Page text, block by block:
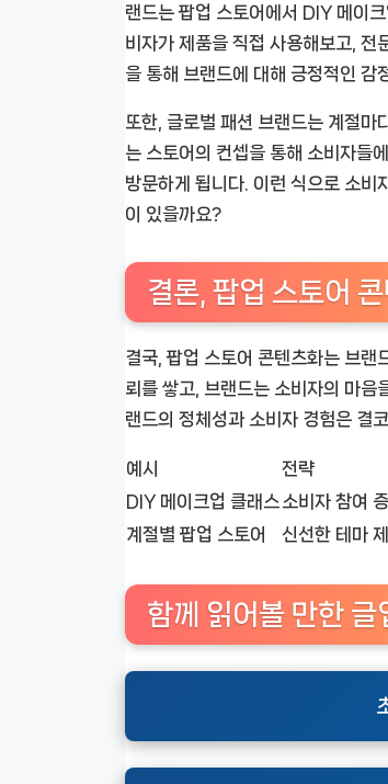
랜드는 팝업 스토어에서 DIY 메이
비자가 제품을 직접 사용해보고, 전
을 통해 브랜드에 대해 긍정적인 감
또한, 글로벌 패션 브랜드는 계절마
는 스토어의 컨셉을 통해 소비자들
방문하게 됩니다. 이런 식으로 소비
이 있을까요?
결론, 팝업 스토어
결국, 팝업 스토어 콘텐츠화는 브랜
뢰를 쌓고, 브랜드는 소비자의 마음
랜드의 정체성과 소비자 경험은 결
예시 전략
DIY 메이크업 클래스소비자 참여
계절별 팝업 스토어
신선한 테마
함께 읽어볼 만한 글